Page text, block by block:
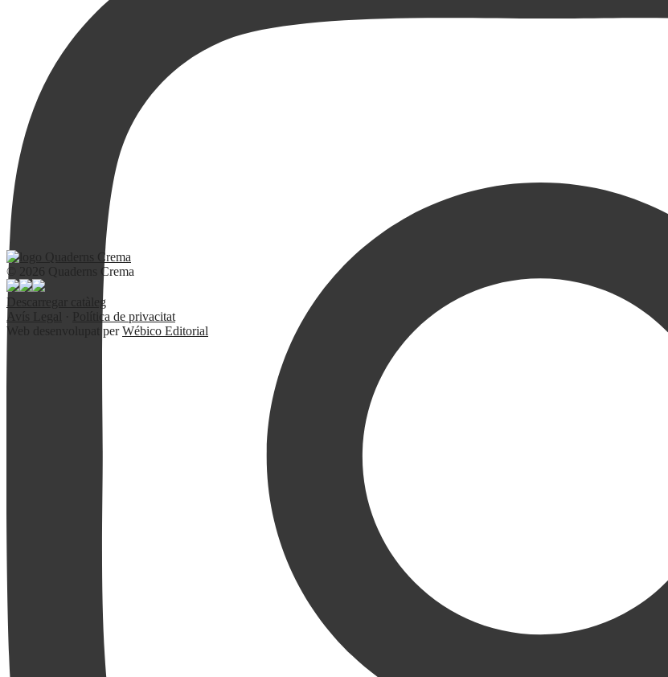
© 2026 Quaderns Crema
Descarregar catàleg
Avís Legal
Política de privacitat
Web desenvolupat perWébico Editorial